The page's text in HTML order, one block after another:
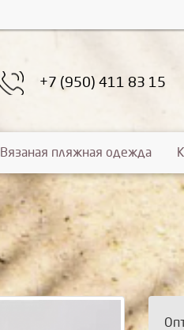
+7 (950) 411 83 15
Вязаная пляжная одежда